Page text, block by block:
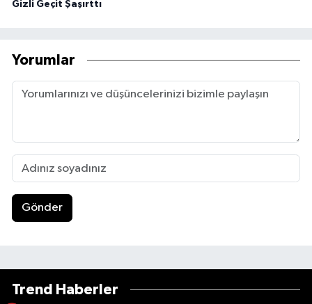
Gizli Geçit Şaşırttı
Yorumlar
Gönder
Trend Haberler